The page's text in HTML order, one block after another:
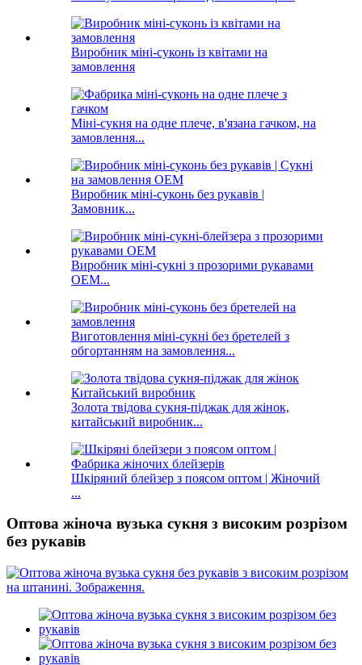
Виробник міні-суконь із квітами на
замовлення
Міні-сукня на одне плече, в'язана гачком, на
замовлення...
Виробник міні-суконь без рукавів |
Замовник...
Виробник міні-сукні з прозорими рукавами
OEM...
Виготовлення міні-сукні без бретелей з
обгортанням на замовлення...
Золота твідова сукня-піджак для жінок,
китайський виробник...
Шкіряний блейзер з поясом оптом | Жіночий
...
Оптова жіноча вузька сукня з високим розрізом
без рукавів